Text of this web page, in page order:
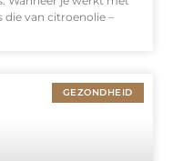
die van citroenolie –
GEZONDHEID